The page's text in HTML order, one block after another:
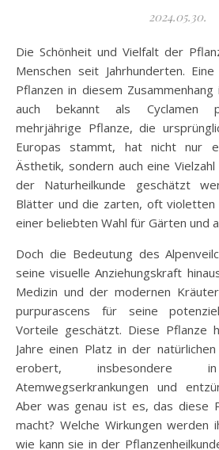
2024.05.30.
Die Schönheit und Vielfalt der Pflanzenwelt fasziniert die
Menschen seit Jahrhunderten.
Pflanzen in diesem
auch bekannt als Cyclamen
mehrjährige Pflanze, die
Europas stammt, hat nicht nur
Ästhetik, sondern auch eine
der Naturheilkunde geschätzt
Blätter und die zarten, oft violetten
einer beliebten Wahl für Gärten und
Doch die Bedeutung des
seine visuelle Anziehungskraft
Medizin und der modernen
purpurascens für seine
Vorteile geschätzt. Diese Pflanze
Jahre einen Platz in der
erobert,
Atemwegserkrankungen und
Aber was genau ist es, das diese
macht? Welche Wirkungen werden
wie kann sie in der